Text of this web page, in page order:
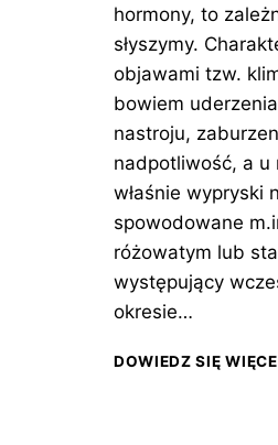
hormony, to
słyszymy.
objawami tzw.
bowiem
nastroju,
nadpotliwość, a
właśnie wypryski
spowodowane
różowatym lub
występujący
okresie…
DOWIEDZ SIĘ